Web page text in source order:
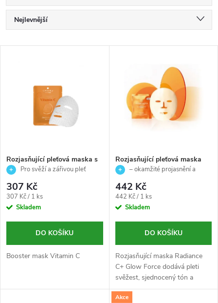
Ř
a
p
r
o
d
u
k
Nejlevnější
s
p
r
o
d
Rozjasňující pleťová maska s
VITAMÍNEM C - Booster -
Pro svěží a zářivou pleť
307 Kč
Měrná
cena:
307 Kč / 1 ks
Skladem
DO KOŠÍKU
Booster mask Vitamin C
Rozjasňující pleťová maska
proti únavě - Timexpert
Capuccini - 1 x 18 ml
– okamžité projasnění a
442 Kč
Měrná
cena:
442 Kč / 1 ks
Skladem
DO KOŠÍKU
Rozjasňující maska Radiance
C+ Glow Force dodává pleti
svěžest, sjednocený tón a
zdravý, zářivý vzhled.
Akce